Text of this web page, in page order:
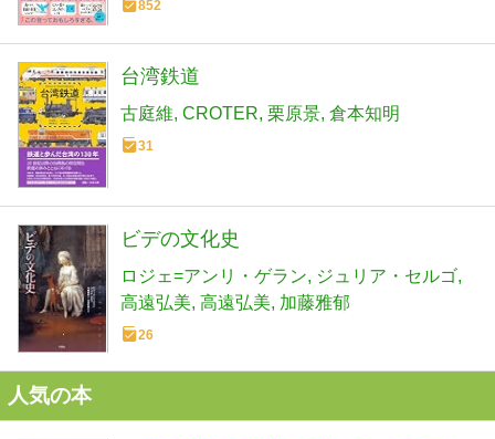
852
台湾鉄道
古庭維 CROTER 栗原景 倉本知明
31
ビデの文化史
ロジェ=アンリ・ゲラン
ジュリア・セルゴ
高遠弘美 高遠弘美 加藤雅郁
26
人気の本